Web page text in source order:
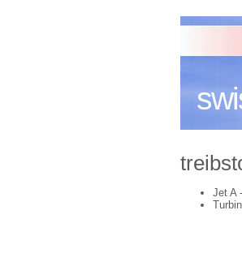
Jet A